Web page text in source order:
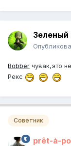
Зеленый
Bobber чувак,это
Рекс
Советник
prêt-à-